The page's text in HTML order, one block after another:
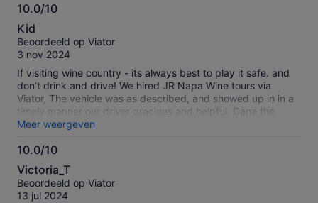
10.0/10
10.0
van
10
Kid
Beoordeeld op Viator
3 nov 2024
If visiting wine country - its always best to play it safe. and
don’t drink and drive! We hired JR Napa Wine tours via
Viator, The vehicle was as described, and showed up in in a
timely manner our driver gracious and helpful. Dana the
organizer gave me some wine tour recommendations.
Overall it went well….
Meer weergeven
10.0/10
10.0
van
10
Victoria_T
Beoordeeld op Viator
13 jul 2024